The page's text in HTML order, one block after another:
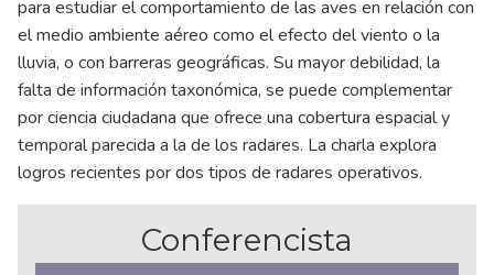
para estudiar el comportamiento de las aves en relación con
el medio ambiente aéreo como el efecto del viento o la
lluvia, o con barreras geográficas. Su mayor debilidad, la
falta de información taxonómica, se puede complementar
por ciencia ciudadana que ofrece una cobertura espacial y
temporal parecida a la de los radares. La charla explora
logros recientes por dos tipos de radares operativos.
Conferencista